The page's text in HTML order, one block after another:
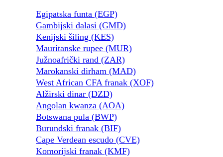
Egipatska funta (EGP)
Gambijski dalasi (GMD)
Kenijski šiling (KES)
Mauritanske rupee (MUR)
Južnoafrički rand (ZAR)
Marokanski dirham (MAD)
West African CFA franak (XOF)
Alžirski dinar (DZD)
Angolan kwanza (AOA)
Botswana pula (BWP)
Burundski franak (BIF)
Cape Verdean escudo (CVE)
Komorijski franak (KMF)